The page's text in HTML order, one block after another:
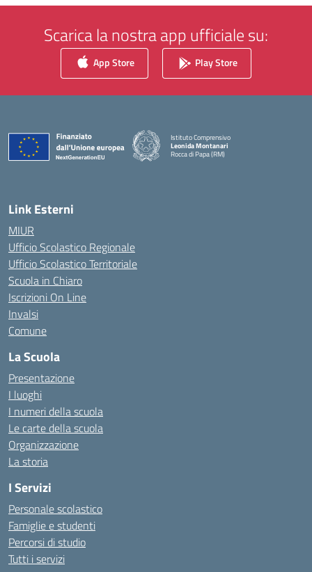
Scarica la nostra app ufficiale su:
App Store Play Store
Istituto Comprensivo
Leonida Montanari
Rocca di Papa (RM)
— Visita la pagina iniziale della scuola
Link Esterni
MIUR
Ufficio Scolastico Regionale
Ufficio Scolastico Territoriale
Scuola in Chiaro
Iscrizioni On Line
Invalsi
Comune
La Scuola
Presentazione
I luoghi
I numeri della scuola
Le carte della scuola
Organizzazione
La storia
I Servizi
Personale scolastico
Famiglie e studenti
Percorsi di studio
Tutti i servizi